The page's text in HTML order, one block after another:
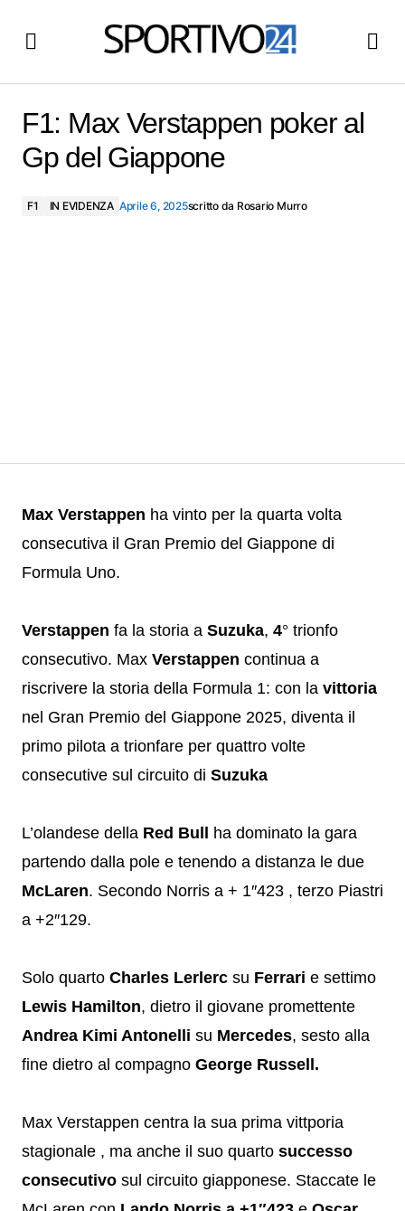
F1: Max Verstappen poker al
Gp del Giappone
F1 IN EVIDENZA Aprile 6, 2025scritto da Rosario Murro
Max Verstappen ha vinto per la quarta volta
consecutiva il Gran Premio del Giappone di
Formula Uno.
Verstappen fa la storia a Suzuka, 4° trionfo
consecutivo. Max Verstappen continua a
riscrivere la storia della Formula 1: con la vittoria
nel Gran Premio del Giappone 2025, diventa il
primo pilota a trionfare per quattro volte
consecutive sul circuito di Suzuka
L’olandese della Red Bull ha dominato la gara
partendo dalla pole e tenendo a distanza le due
McLaren. Secondo Norris a + 1″423 , terzo Piastri
a +2″129.
Solo quarto Charles Lerlerc su Ferrari e settimo
Lewis Hamilton, dietro il giovane promettente
Andrea Kimi Antonelli su Mercedes, sesto alla
fine dietro al compagno George Russell.
Max Verstappen centra la sua prima vittporia
stagionale , ma anche il suo quarto successo
consecutivo sul circuito giapponese. Staccate le